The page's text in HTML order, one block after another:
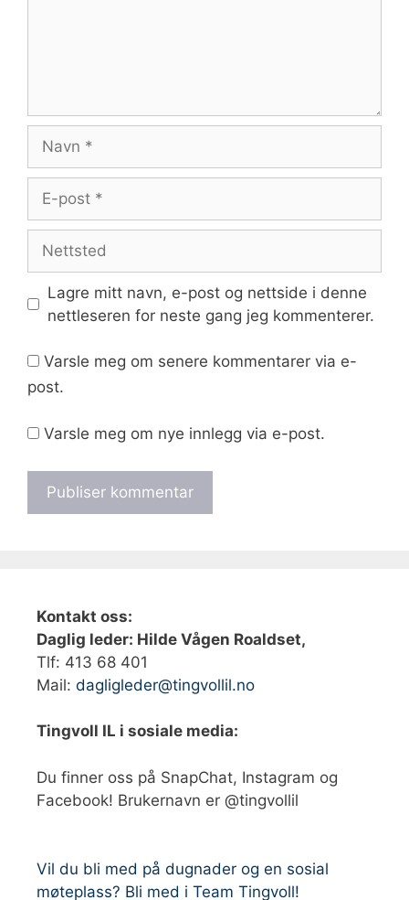
post
Lagre mitt navn, e-post og nettside i denne
nettleseren for neste gang jeg kommenterer.
Varsle meg om senere kommentarer via e-
post.
Varsle meg om nye innlegg via e-post.
Kontakt oss:
Daglig leder: Hilde Vågen Roaldset,
Tlf: 413 68 401‬
Mail: dagligleder@tingvollil.no
Tingvoll IL i sosiale media:
Du finner oss på SnapChat, Instagram og
Facebook! Brukernavn er @tingvollil
Vil du bli med på dugnader og en sosial
møteplass? Bli med i Team Tingvoll!